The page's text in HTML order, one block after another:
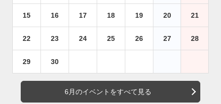
15 16 17 18 19 20 21
22 23 24 25 26 27 28
29 30
6月のイベントをすべて見る